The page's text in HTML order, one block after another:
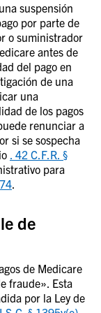
suspensión
por parte de
o suministrador
antes de
del pago en
de una
una
de los pagos
renunciar a
si se sospecha
. 42 C.F.R. §
para
.
de
de Medicare
fraude». Esta
por la Ley de